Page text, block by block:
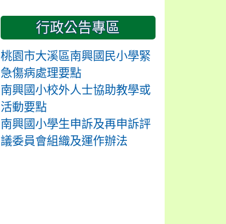
行政公告專區
桃園市大溪區南興國民小學緊
急傷病處理要點
南興國小校外人士協助教學或
活動要點
南興國小學生申訴及再申訴評
議委員會組織及運作辦法